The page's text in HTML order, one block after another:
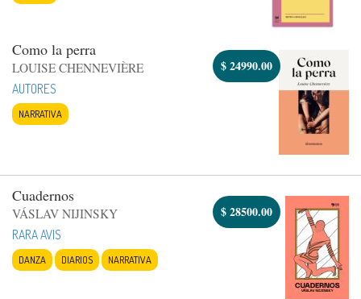
Como la perra
LOUISE CHENNEVIÈRE
AUTORES
NARRATIVA
$24990.00
Cuadernos
VÁSLAV NIJINSKY
RARA AVIS
DANZA DIARIOS NARRATIVA
$28500.00